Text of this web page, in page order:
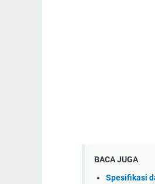
BACA JUGA
Spesifikasi